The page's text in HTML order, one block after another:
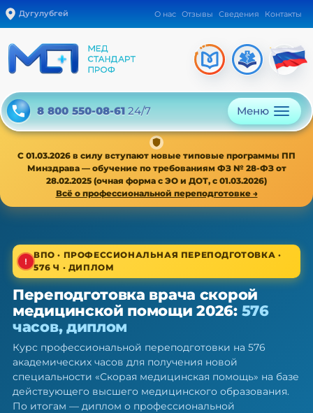
Дугулубгей О нас Отзывы Сведения Контакты
8 800 550-08-61 24/7 Меню
С 01.03.2026 в силу вступают новые типовые программы ПП
Минздрава — обучение по требованиям ФЗ № 28-ФЗ от
28.02.2025 (очная форма с ЭО и ДОТ, с 01.03.2026)
Всё о профессиональной переподготовке →
ВПО · новая типовая программа ПП с 01.03.2026
Переподготовка врача скорой
медицинской помощи — ПП, 576 ч
Диплом о профессиональной переподготовке.
Очная форма с ЭО и ДОТ, без отрыва от работы
ВПО · ПРОФЕССИОНАЛЬНАЯ ПЕРЕПОДГОТОВКА ·
576 Ч · ДИПЛОМ
Переподготовка врача скорой
медицинской помощи 2026: 576
часов, диплом
Курс профессиональной переподготовки на 576
академических часов для получения новой
специальности «Скорая медицинская помощь» на базе
действующего высшего медицинского образования.
По итогам — диплом о профессиональной